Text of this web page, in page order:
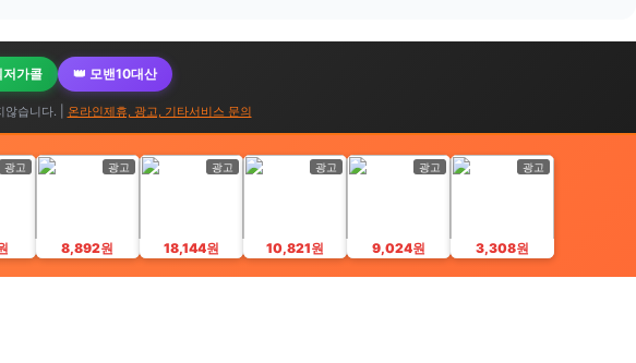
저가콜 👑 모밴10대산
습니다. | 온라인제휴, 광고, 기타서비스 문의
광고 광고
8,892원
광고
18,144원
광고
10,821원
광고
9,024원
광고
3,308원